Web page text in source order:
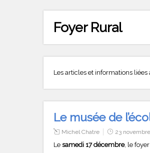
Foyer Rural
Les articles et informations liées
Le musée de
Michel Chatre 23
Le samedi 17 décembre, le